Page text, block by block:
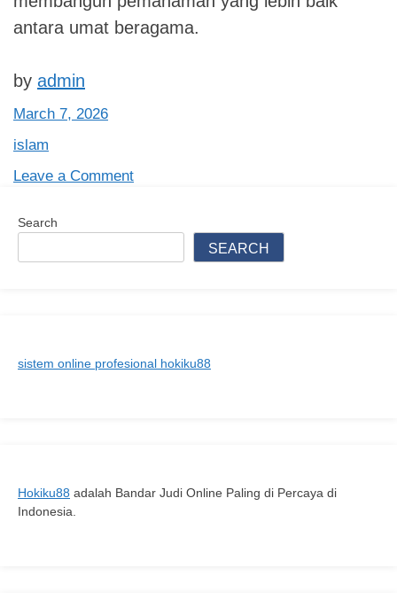
antara umat beragama.
by admin
March 7, 2026
islam
Leave a Commenton
Memahami
yang
Search
SEARCH
sistem online profesional hokiku88
Hokiku88 adalah Bandar Judi Online Paling di Percaya di
Indonesia.